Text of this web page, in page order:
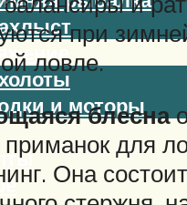
и моторы
при
ловле.
блесна
для
Она